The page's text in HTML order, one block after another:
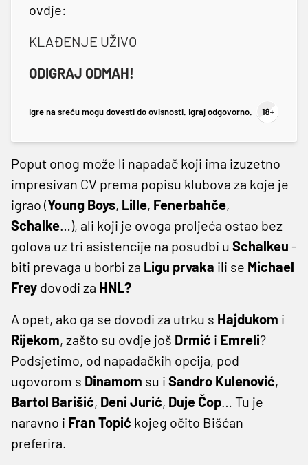
ovdje:
KLAĐENJE UŽIVO
ODIGRAJ ODMAH!
Igre na sreću mogu dovesti do ovisnosti. Igraj odgovorno.
Poput onog može li napadač koji ima izuzetno
impresivan CV prema popisu klubova za koje je
igrao (Young Boys, Lille, Fenerbahče,
Schalke…), ali koji je ovoga proljeća ostao bez
golova uz tri asistencije na posudbi u Schalkeu -
biti prevaga u borbi za Ligu prvaka ili se Michael
Frey dovodi za HNL?
A opet, ako ga se dovodi za utrku s Hajdukom i
Rijekom, zašto su ovdje još Drmić i Emreli?
Podsjetimo, od napadačkih opcija, pod
ugovorom s Dinamom su i Sandro Kulenović,
Bartol Barišić, Deni Jurić, Duje Čop… Tu je
naravno i Fran Topić kojeg očito Bišćan
preferira.